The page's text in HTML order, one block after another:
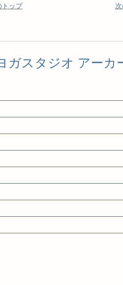
トップ
ガスタジオ アーカ